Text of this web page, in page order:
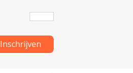
Inschrijven